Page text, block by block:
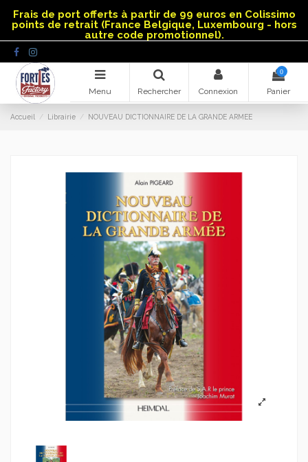
Frais de port offerts à partir de 99 euros en Colissimo
points de retrait (France Belgique, Luxembourg - hors
autre code promotionnel).
Menu Rechercher Connexion
0
Panier
Accueil Librairie NOUVEAU DICTIONNAIRE DE LA GRANDE ARMEE